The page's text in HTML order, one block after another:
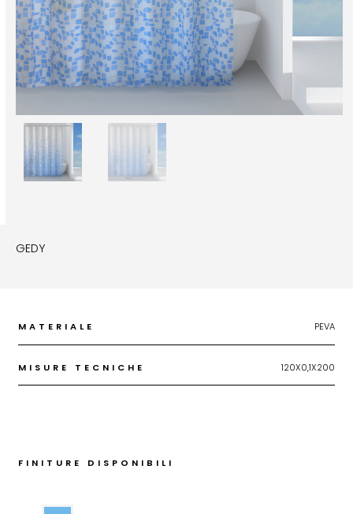
GEDY
MATERIALE PEVA
MISURE TECNICHE 120X0,1X200
FINITURE DISPONIBILI